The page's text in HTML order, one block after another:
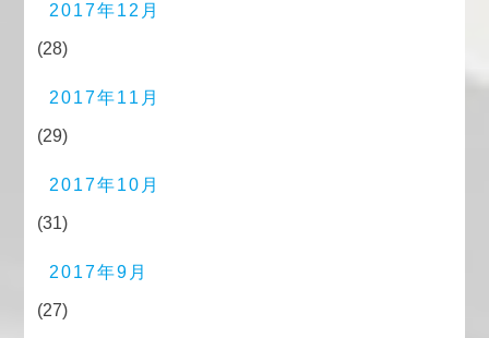
2017年12月
(28)
2017年11月
(29)
2017年10月
(31)
2017年9月
(27)